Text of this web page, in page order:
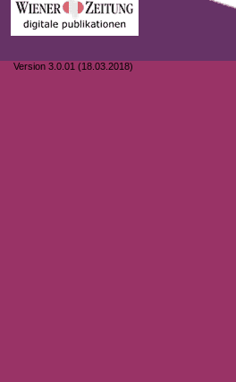
Version 3.0.01 (18.03.2018)